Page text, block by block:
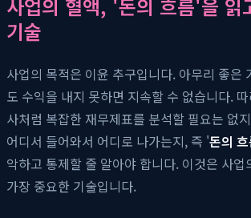
사업의 혈액, '돈의 흐름'을 읽
기술
사업의 목적은 이윤 추구입니다. 아무리 좋은
도 수익을 내지 못하면 지속할 수 없습니다.
사처럼 복잡한 재무제표를 분석할 필요는 없
어디서 들어와서 어디로 나가는지, 즉 '돈의
악하고 통제할 줄 알아야 합니다. 이것은 사업
가장 중요한 기술입니다.